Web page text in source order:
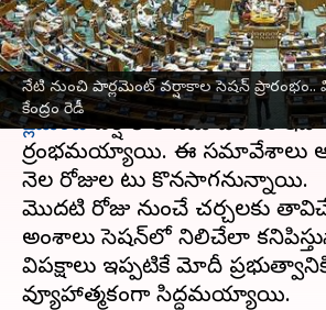
నేటి నుంచి పార్లమెంట్ వర్షాకాల సెషన్‌ ప్రారంభం..
కేంద్రం రెడీ
వ్రాసిన వారు Jayachandra Akuri Jul 21, 2025 10:11
ఈ వార్తాకథనం ఏంటి
పార్లమెంట్వర్షాకాల సమావేశాలు
ప్రారంభమయ్యాయి. ఈ సమావేశాలు
నెల రోజుల పాటు కొనసాగనున్నాయి.
మొదటి రోజు నుంచే చర్చలకు
అంశాలు సెషన్‌లో నిలిచేలా
విపక్షాలు ఇప్పటికే మోదీ